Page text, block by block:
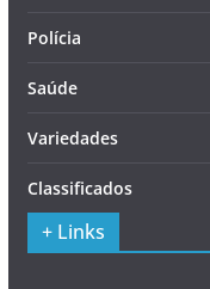
Polícia
Saúde
Variedades
Classificados
+ Links